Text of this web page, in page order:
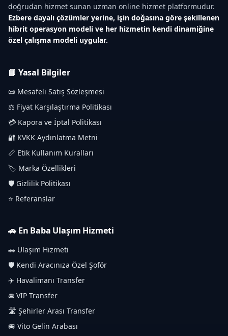
doğrudan hizmet sunan uzman online hizmet platformudur.
Ezbere dayalı çözümler yerine, işin doğasına göre şekillenen
hibrit operasyon modeli ve her hizmetin kendi dinamiğine
özel çalışma modeli uygular.
📘 Yasal Bilgiler
📜 Mesafeli Satış Sözleşmesi
⚖️ Fiyat Karşılaştırma Politikası
💳 Kapora ve İptal Politikası
🔐 KVKK Aydınlatma Metni
📏 Etik Kullanım Kuralları
🏷️ Marka Özellikleri
🛡️ Gizlilik Politikası
⭐ Referanslar
🚗 En Baba Ulaşım Hizmeti
🚗 Ulaşım Hizmeti
🛡️ Kendi Aracınıza Özel Şoför
✈️ Havalimanı Transfer
🚘 VIP Transfer
🛣️ Şehirler Arası Transfer
🚐 Vito Gelin Arabası